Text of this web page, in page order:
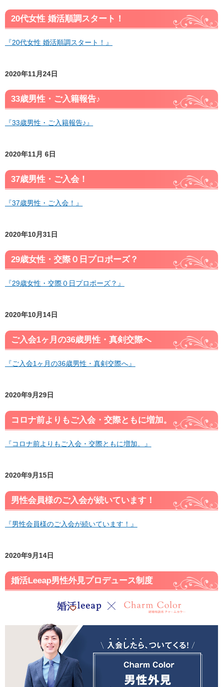
20代女性 婚活順調スタート！
『20代女性 婚活順調スタート！』
2020年11月24日
33歳男性・ご入籍報告♪
『33歳男性・ご入籍報告♪』
2020年11月 6日
37歳男性・ご入会！
『37歳男性・ご入会！』
2020年10月31日
29歳女性・交際０日プロポーズ？
『29歳女性・交際０日プロポーズ？』
2020年10月14日
ご入会1ヶ月の36歳男性・真剣交際へ
『ご入会1ヶ月の36歳男性・真剣交際へ』
2020年9月29日
コロナ前よりもご入会・交際ともに増加。
『コロナ前よりもご入会・交際ともに増加。』
2020年9月15日
男性会員様のご入会が続いています！
『男性会員様のご入会が続いています！』
2020年9月14日
婚活Leeap男性外見プロデュース制度